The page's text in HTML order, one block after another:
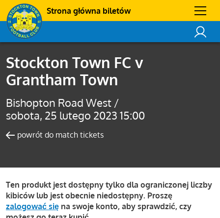
Strona główna biletów
Stockton Town FC v
Grantham Town
Bishopton Road West /
sobota, 25 lutego 2023 15:00
powrót do match tickets
Ten produkt jest dostępny tylko dla ograniczonej liczby
kibiców lub jest obecnie niedostępny. Proszę
zalogować się na swoje konto, aby sprawdzić, czy